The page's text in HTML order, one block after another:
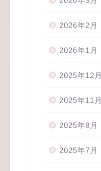
2026年2月
2026年1月
2025年12月
2025年11月
2025年8月
2025年7月